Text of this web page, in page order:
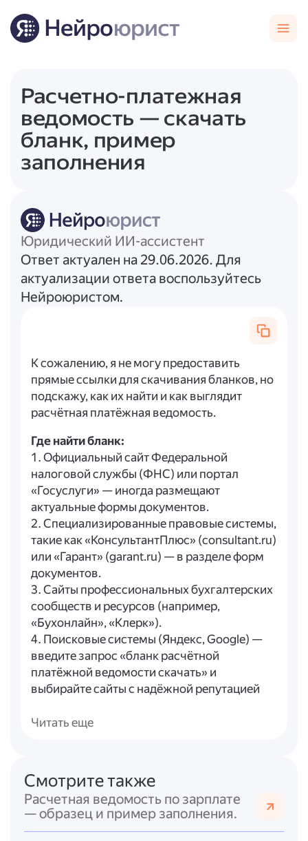
Расчетно-платежная
ведомость — скачать
бланк, пример
заполнения
Юридический ИИ-ассистент
Ответ актуален на 29.06.2026. Для
актуализации ответа воспользуйтесь
Нейроюристом.
К сожалению, я не могу предоставить
прямые ссылки для скачивания бланков, но
подскажу, как их найти и как выглядит
расчётная платёжная ведомость.
Где найти бланк:
1. Официальный сайт Федеральной
налоговой службы (ФНС) или портал
«Госуслуги» — иногда размещают
актуальные формы документов.
2. Специализированные правовые системы,
такие как «КонсультантПлюс» (consultant.ru)
или «Гарант» (garant.ru) — в разделе форм
документов.
3. Сайты профессиональных бухгалтерских
сообществ и ресурсов (например,
«Бухонлайн», «Клерк»).
4. Поисковые системы (Яндекс, Google) —
введите запрос «бланк расчётной
платёжной ведомости скачать» и
выбирайте сайты с надёжной репутацией
бухгалтерские ресурсы).
- наименование организации;
- период, за который производится расчёт;
- табличная часть с данными по
сотрудникам (ФИО, табельный номер,
Читать еще
Смотрите также
Расчетная ведомость по зарплате
— образец и пример заполнения.